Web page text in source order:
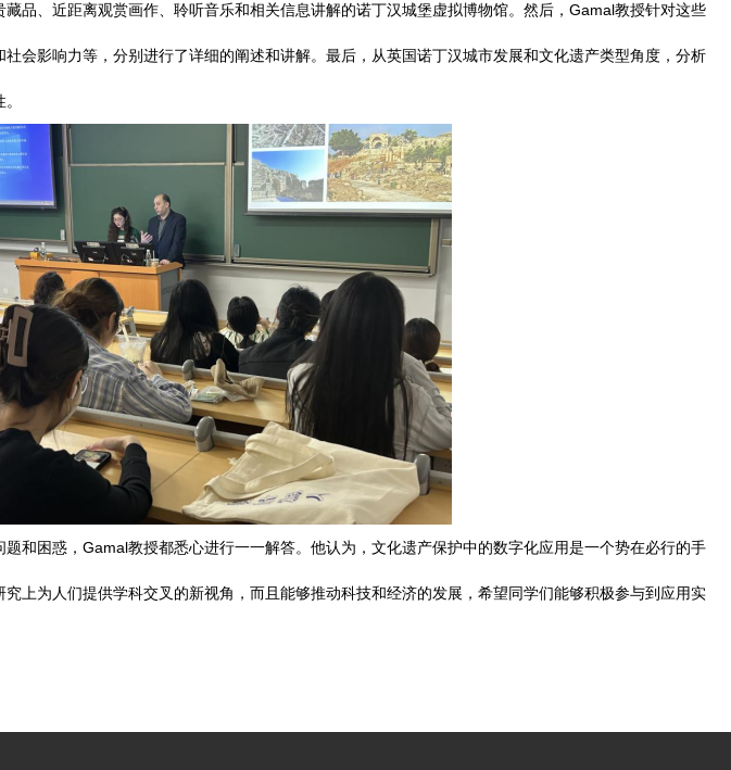
品、近距离观赏画作、聆听音乐和相关信息讲解的诺丁汉城堡虚拟博物馆。然后，Gamal教授针对这些
会影响力等，分别进行了详细的阐述和讲解。最后，从英国诺丁汉城市发展和文化遗产类型角度，分析
和困惑，Gamal教授都悉心进行一一解答。他认为，文化遗产保护中的数字化应用是一个势在必行的手
上为人们提供学科交叉的新视角，而且能够推动科技和经济的发展，希望同学们能够积极参与到应用实